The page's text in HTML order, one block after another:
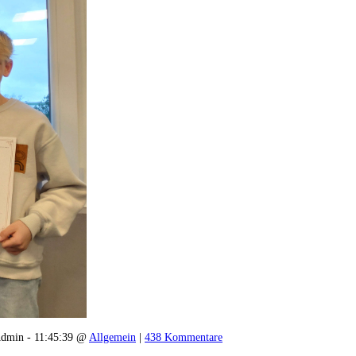
- 11:45:39 @Allgemein | 438 Kommentare